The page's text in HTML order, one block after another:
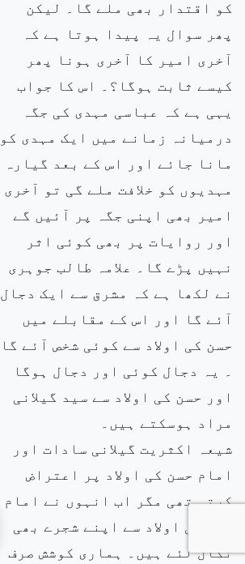
کو اقتدار بھی ملے گا۔ لیکن
پھر سوال یہ پیدا ہوتا ہے کہ
آخری امیر کا آخری ہونا پھر
کیسے ثابت ہوگا؟۔ اس کا جواب
یہی ہے کہ عباسی مہدی کی جگہ
درمیانہ زمانے میں ایک مہدی کو
مانا جائے اور اس کے بعد گیارہ
مہدیوں کو خلافت ملے گی تو آخری
امیر بھی اپنی جگہ پر آئیں گے
اور روایات پر بھی کوئی اثر
نہیں پڑے گا۔ علامہ طالب جوہری
نے لکھا ہے کہ مشرق سے ایک دجال
آئے گا اور اس کے مقابلے میں
حسن کی اولاد سے کوئی شخص آئے گا
۔ یہ دجال کوئی اور دجال ہوگا
اور حسن کی اولاد سے سید گیلانی
مراد ہوسکتے ہیں۔
شیعہ اکثریت گیلانی سادات اور
امام حسن کی اولاد پر اعتراض
کرتی تھی مگر اب انہوں نے امام
حسن کی اولاد سے اپنے شجرے بھی
نکال لئے ہیں۔ ہماری کوشش صرف